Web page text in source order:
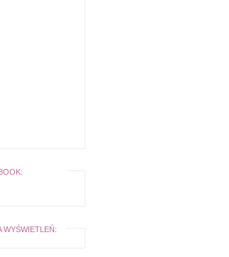
WYŚWIETLEŃ: